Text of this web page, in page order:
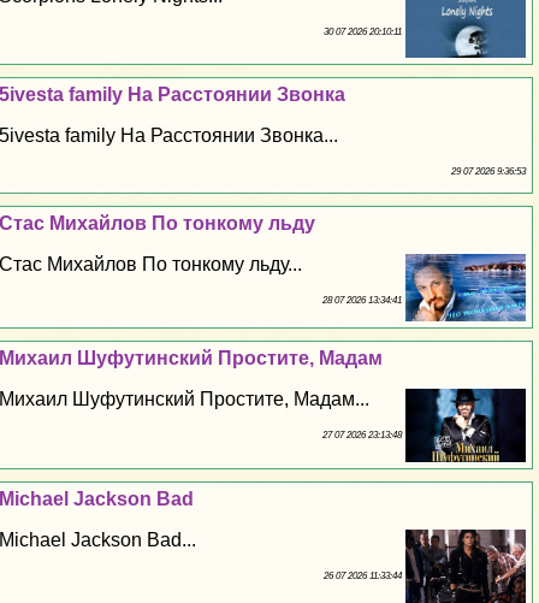
30 07 2026 20:10:11
5ivesta family На Расстоянии Звонка
5ivesta family На Расстоянии Звонка...
29 07 2026 9:36:53
Стас Михайлов По тонкому льду
Стас Михайлов По тонкому льду...
28 07 2026 13:34:41
Михаил Шуфутинский Простите, Мадам
Михаил Шуфутинский Простите, Мадам...
27 07 2026 23:13:48
Michael Jackson Bad
Michael Jackson Bad...
26 07 2026 11:33:44